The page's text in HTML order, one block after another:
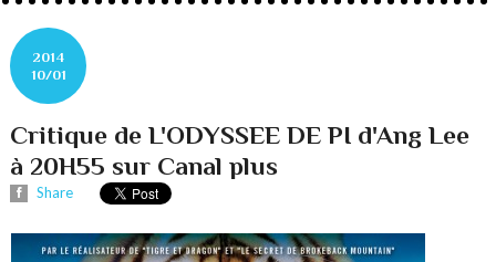
2014
10/01
Critique de L'ODYSSEE DE PI d'Ang Lee
à 20H55 sur Canal plus
Share